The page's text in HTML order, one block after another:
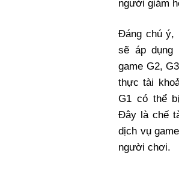
người giám
Đáng chú ý,
sẽ áp dụng
game G2,
thực tài
G1 có thể
Đây là chế
dịch vụ
người chơi.